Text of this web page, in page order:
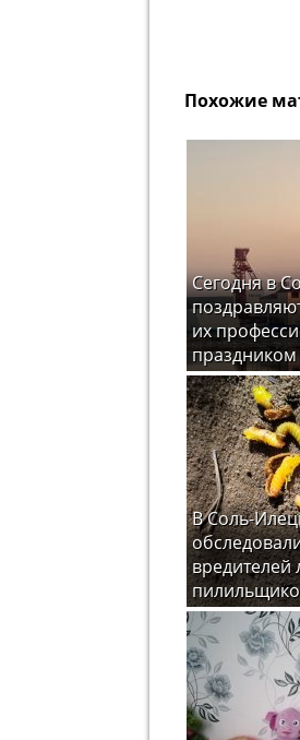
Похожие
Сегодня в
их
праздником
В Соль-
вредителей